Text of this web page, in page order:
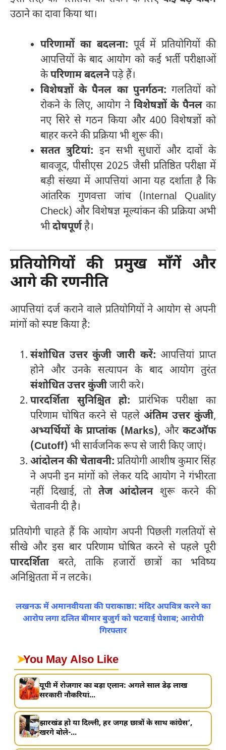
उठाने का दावा किया था।
परिणामों का बदलना: पूर्व में प्रतियोगियों की
आपत्तियों के बाद आयोग को कई भर्ती परीक्षाओं
केपरिणाम बदलनेपड़े हैं।
विशेषज्ञों के पैनल का पुनर्गठन: गलतियों को
रोकने के लिए, आयोग ने विशेषज्ञों के पैनलका
नए सिरे से गठन किया और 400 विशेषज्ञों को
बाहर करने की प्रक्रिया भी शुरू की।
सतत त्रुटियां: इन सभी सुधारों और दावों के
बावजूद, पीसीएस 2025 जैसी प्रतिष्ठित परीक्षा में
बड़ी संख्या में आपत्तियां आना यह दर्शाता है कि
आंतरिक गुणवत्ता जांच (Internal Quality
Check) और विशेषज्ञ मूल्यांकन की प्रक्रिया अभी
भीदोषपूर्णहै।
प्रतियोगियों की प्रमुख माँगें और
आगे की रणनीति
आपत्तियां दर्ज कराने वाले प्रतियोगियों ने आयोग से अपनी
मांगों को स्पष्ट किया है:
संशोधित उत्तर कुंजी जारी करें: आपत्तियां प्राप्त
होने और उनके सत्यापन के बाद आयोग तुरंत
संशोधित उत्तर कुंजीजारी करे।
पारदर्शिता सुनिश्चित हो: प्रारंभिक परीक्षा का
परिणाम घोषित करने से पहले अंतिम उत्तर कुंजी,
अभ्यर्थियों के प्राप्तांक (Marks), औरकटऑफ
(Cutoff) भी सार्वजनिक रूप से जारी किए जाएं।
आंदोलन की चेतावनी: प्रतियोगी आशीष कुमार सिंह
ने अपनी इन मांगों को लेकर यदि आयोग ने गंभीरता
नहीं दिखाई, तो तेज आंदोलनशुरू करने की
चेतावनी दी है।
प्रतियोगी चाहते हैं कि आयोग अपनी पिछली गलतियों से
सीखे और इस बार परिणाम घोषित करने से पहले पूरी
पारदर्शिताबरते, ताकि हजारों छात्रों का भविष्य
अनिश्चितता में न लटके।
लखनऊ में अमानवीयता की पराकाष्ठा: मंदिर अपवित्र करने का
आरोप लगा दलित बीमार बुजुर्ग को चटवाई पेशाब; आरोपी
गिरफ्तार
➤You May Also Like
यूपी में रोजगार का बड़ा एलान: अगले साल डेढ़ लाख
सरकारी नौकरियां...
झारखंड हो या दिल्ली, हर जगह छात्रों के साथ कांग्रेस’,
खरगे बोले-...